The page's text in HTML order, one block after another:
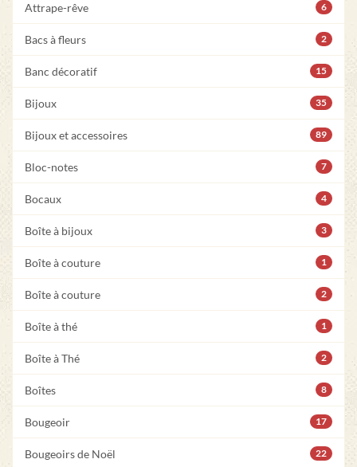
Attrape-rêve 6
Bacs à fleurs 2
Banc décoratif 15
Bijoux 35
Bijoux et accessoires 89
Bloc-notes 7
Bocaux 4
Boîte à bijoux 3
Boîte à couture 1
Boîte à couture 2
Boîte à thé 1
Boîte à Thé 2
Boîtes 8
Bougeoir 17
Bougeoirs de Noël 22